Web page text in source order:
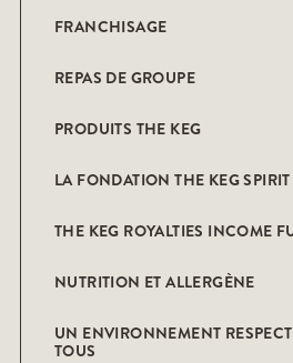
FRANCHISAGE
REPAS DE GROUPE
PRODUITS THE KEG
LA FONDATION THE KEG SPIRIT
THE KEG ROYALTIES INCOME
NUTRITION ET ALLERGÈNE
UN ENVIRONNEMENT
TOUS